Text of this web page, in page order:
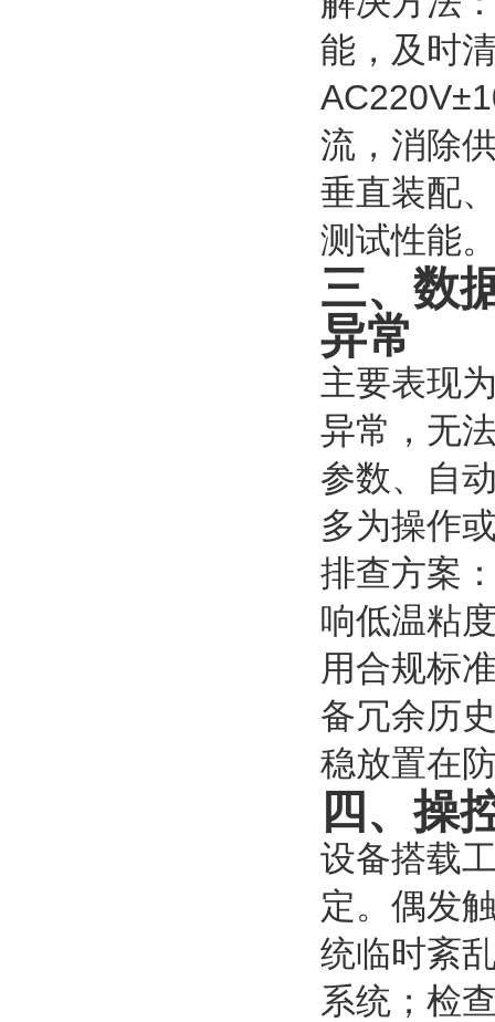
能，及时
流，消除
垂直装配
测试性能
三、数
异常
主要表现
异常，无
参数、自
多为操作
排查方案
响低温粘
用合规标
备冗余历
稳放置在
四、操
设备搭载
定。偶发
统临时紊
系统；检